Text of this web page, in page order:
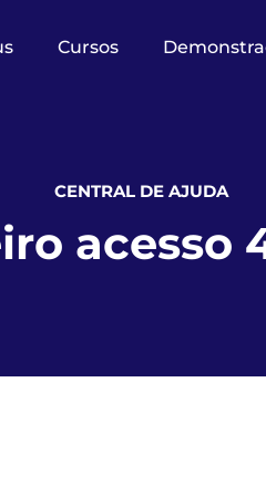
Cursos
CENTRAL DE AJUDA
acesso